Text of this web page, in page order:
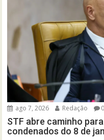
ago 7, 2026 Redação 0
STF abre caminho
condenados do 8 de